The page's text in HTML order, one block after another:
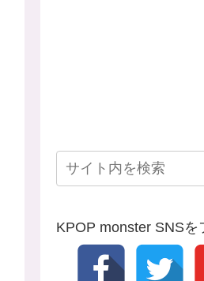
KPOP monster SNSを